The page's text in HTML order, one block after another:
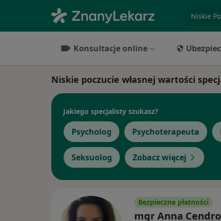
Konsultacje online
Niskie poczucie własnej wartości
Jakiego specjalisty szukasz?
Psycholog Psychoterapeuta
Seksuolog Zobacz więcej
Bezpieczne płatności
mgr Anna